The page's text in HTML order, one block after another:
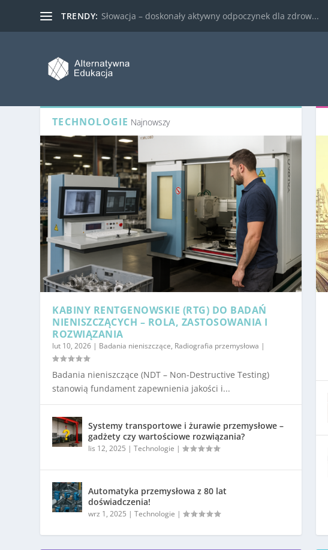
TRENDY: Słowacja – doskonały aktywny odpoczynek dla zdrow...
TECHNOLOGIE Najnowszy
KABINY RENTGENOWSKIE (RTG) DO BADAŃ
NIENISZCZĄCYCH – ROLA, ZASTOSOWANIA I
ROZWIĄZANIA
lut 10, 2026 | Badania nieniszczące, Radiografia przemysłowa |
Badania nieniszczące (NDT – Non-Destructive Testing)
stanowią fundament zapewnienia jakości i...
Systemy transportowe i żurawie przemysłowe –
gadżety czy wartościowe rozwiązania?
lis 12, 2025 |Technologie |
Automatyka przemysłowa z 80 lat
doświadczenia!
wrz 1, 2025 |Technologie |